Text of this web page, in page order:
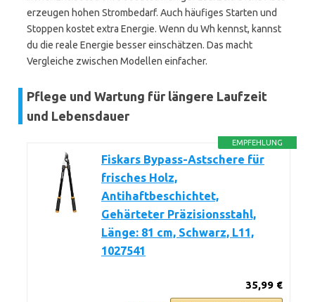
erzeugen hohen Strombedarf. Auch häufiges Starten und
Stoppen kostet extra Energie. Wenn du Wh kennst, kannst
du die reale Energie besser einschätzen. Das macht
Vergleiche zwischen Modellen einfacher.
Pflege und Wartung für längere Laufzeit
und Lebensdauer
EMPFEHLUNG
Fiskars Bypass-Astschere für
frisches Holz,
Antihaftbeschichtet,
Gehärteter Präzisionsstahl,
Länge: 81 cm, Schwarz, L11,
1027541
35,99 €